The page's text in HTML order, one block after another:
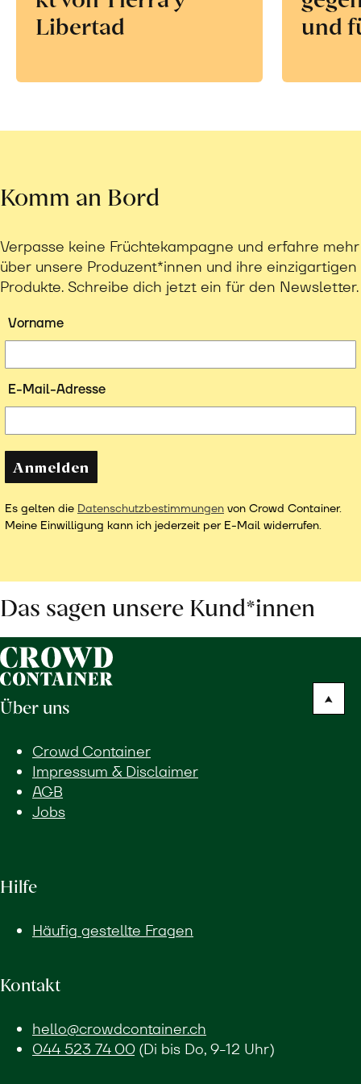
Libertad
und
Komm an Bord
Verpasse keine Früchtekampagne und erfahre mehr
über unsere Produzent*innen und ihre einzigartigen
Produkte. Schreibe dich jetzt ein für den Newsletter.
Vorname
E-Mail-Adresse
Anmelden
Es gelten die Datenschutzbestimmungen von Crowd Container.
Meine Einwilligung kann ich jederzeit per E-Mail widerrufen.
Das sagen unsere Kund*innen
Über uns
Crowd Container
Impressum & Disclaimer
AGB
Jobs
Hilfe
Häufig gestellte Fragen
Kontakt
hello@crowdcontainer.ch
044 523 74 00(Di bis Do, 9-12 Uhr)